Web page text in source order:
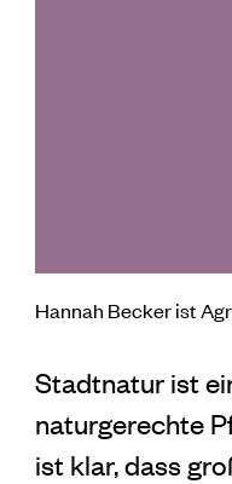
Hannah Becker ist
Stadtnatur ist
naturgerechte
ist klar, dass